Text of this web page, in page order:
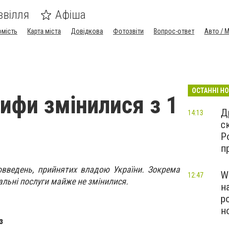
Афіша
Карта міста Довідкова Фотозвіти Вопрос-ответ
Авто /
змінилися з 1
прийнятих владою України. Зокрема
послуги майже не змінилися.
ОСТАННІ
14:13
12:47